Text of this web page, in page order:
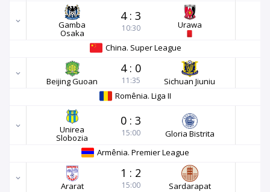
Gamba
Osaka
4: 3
10:30 Urawa
China. Super League
Beijing Guoan
4: 0
11:35
Sichuan Jiuniu
Romênia. Liga II
Unirea
Slobozia
0 : 3
15:00
Gloria Bistrita
Armênia. Premier League
Ararat
1 : 2
15:00 Sardarapat